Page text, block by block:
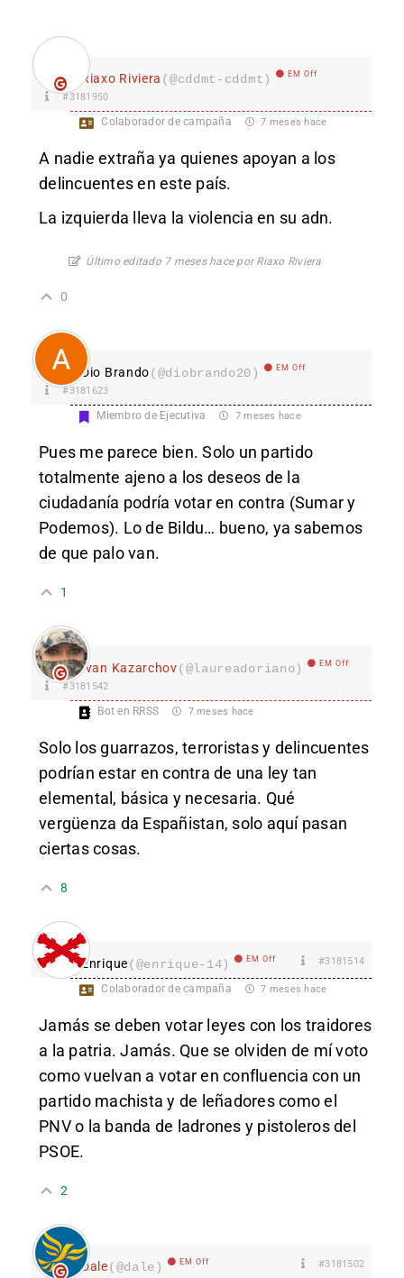
Riaxo Riviera (@cddmt-cddmt) EM Off
#3181950
Colaborador de campaña 7 meses hace
A nadie extraña ya quienes apoyan a los
delincuentes en este país.
La izquierda lleva la violencia en su adn.
Último editado 7 meses hace por Riaxo Riviera
0
Dio Brando(@diobrando20) EM Off
#3181623
Miembro de Ejecutiva 7 meses hace
Pues me parece bien. Solo un partido
totalmente ajeno a los deseos de la
ciudadanía podría votar en contra (Sumar y
Podemos). Lo de Bildu… bueno, ya sabemos
de que palo van.
1
Ivan Kazarchov(@laureadoriano) EM Off
#3181542
Bot en RRSS 7 meses hace
Solo los guarrazos, terroristas y delincuentes
podrían estar en contra de una ley tan
elemental, básica y necesaria. Qué
vergüenza da Españistan, solo aquí pasan
ciertas cosas.
8
Enrique(@enrique-14) EM Off #3181514
Colaborador de campaña 7 meses hace
Jamás se deben votar leyes con los traidores
a la patria. Jamás. Que se olviden de mí voto
como vuelvan a votar en confluencia con un
partido machista y de leñadores como el
PNV o la banda de ladrones y pistoleros del
PSOE.
2
Dale(@dale) EM Off #3181502